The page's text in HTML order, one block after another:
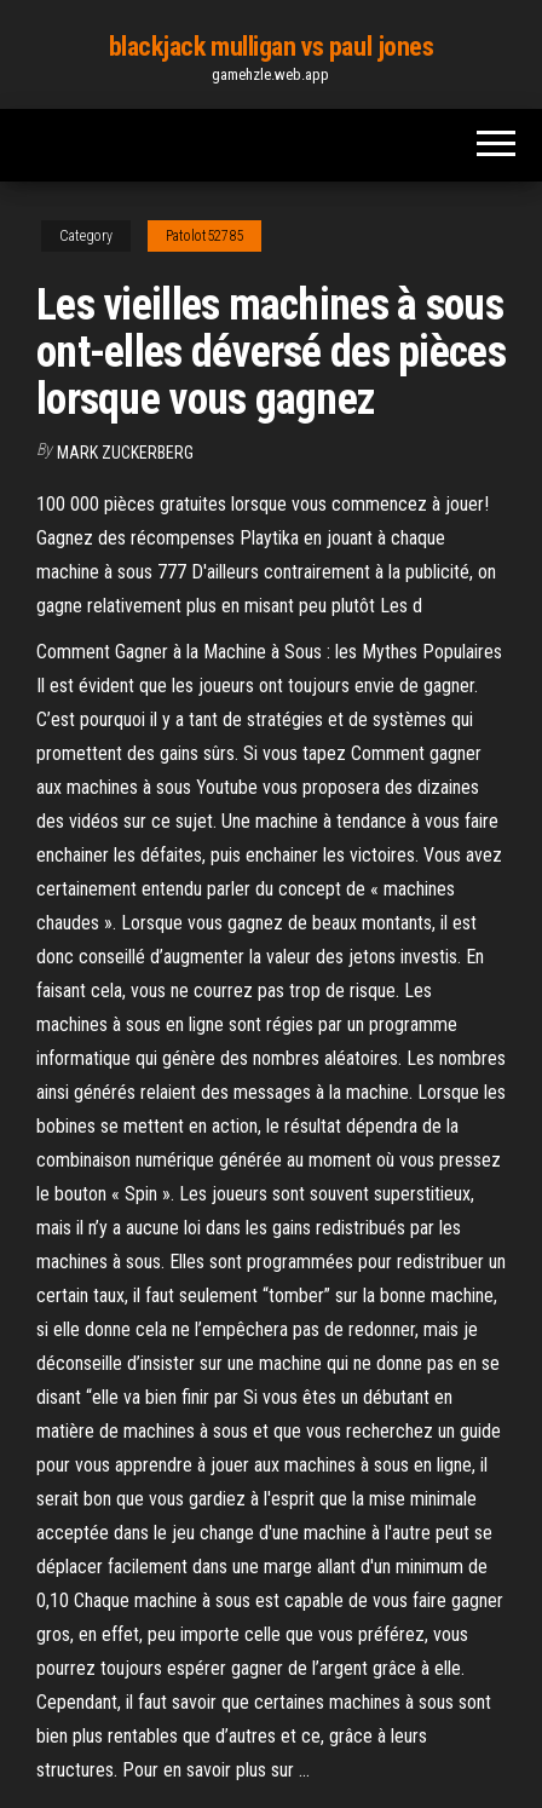
content
blackjack mulligan vs paul jones
gamehzle.web.app
Category Patolot52785
Les vieilles machines à sous
ont-elles déversé des pièces
lorsque vous gagnez
By MARK ZUCKERBERG
100 000 pièces gratuites lorsque vous commencez à jouer!
Gagnez des récompenses Playtika en jouant à chaque
machine à sous 777 D'ailleurs contrairement à la publicité, on
gagne relativement plus en misant peu plutôt Les d
Comment Gagner à la Machine à Sous : les Mythes Populaires
Il est évident que les joueurs ont toujours envie de gagner.
C’est pourquoi il y a tant de stratégies et de systèmes qui
promettent des gains sûrs. Si vous tapez Comment gagner
aux machines à sous Youtube vous proposera des dizaines
des vidéos sur ce sujet. Une machine à tendance à vous faire
enchainer les défaites, puis enchainer les victoires. Vous avez
certainement entendu parler du concept de « machines
chaudes ». Lorsque vous gagnez de beaux montants, il est
donc conseillé d’augmenter la valeur des jetons investis. En
faisant cela, vous ne courrez pas trop de risque. Les
machines à sous en ligne sont régies par un programme
informatique qui génère des nombres aléatoires. Les nombres
ainsi générés relaient des messages à la machine. Lorsque les
bobines se mettent en action, le résultat dépendra de la
combinaison numérique générée au moment où vous pressez
le bouton « Spin ». Les joueurs sont souvent superstitieux,
mais il n’y a aucune loi dans les gains redistribués par les
machines à sous. Elles sont programmées pour redistribuer un
certain taux, il faut seulement “tomber” sur la bonne machine,
si elle donne cela ne l’empêchera pas de redonner, mais je
déconseille d’insister sur une machine qui ne donne pas en se
disant “elle va bien finir par Si vous êtes un débutant en
matière de machines à sous et que vous recherchez un guide
pour vous apprendre à jouer aux machines à sous en ligne, il
serait bon que vous gardiez à l'esprit que la mise minimale
acceptée dans le jeu change d'une machine à l'autre peut se
déplacer facilement dans une marge allant d'un minimum de
0,10 Chaque machine à sous est capable de vous faire gagner
gros, en effet, peu importe celle que vous préférez, vous
pourrez toujours espérer gagner de l’argent grâce à elle.
Cependant, il faut savoir que certaines machines à sous sont
bien plus rentables que d’autres et ce, grâce à leurs
structures. Pour en savoir plus sur …